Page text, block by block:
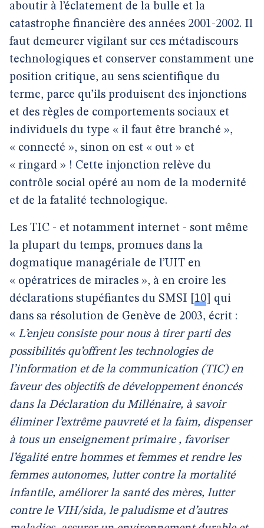
aboutir à l’éclatement de la bulle et la
catastrophe financière des années 2001-2002. Il
faut demeurer vigilant sur ces métadiscours
technologiques et conserver constamment une
position critique, au sens scientifique du
terme, parce qu’ils produisent des injonctions
et des règles de comportements sociaux et
individuels du type « il faut être branché »,
« connecté », sinon on est « out » et
« ringard » ! Cette injonction relève du
contrôle social opéré au nom de la modernité
et de la fatalité technologique.
Les TIC - et notamment internet - sont même
la plupart du temps, promues dans la
dogmatique managériale de l’UIT en
« opératrices de miracles », à en croire les
déclarations stupéfiantes du SMSI
10
qui
dans sa résolution de Genève de 2003, écrit :
« L’enjeu consiste pour nous à tirer parti des
possibilités qu’offrent les technologies de
l’information et de la communication (TIC) en
faveur des objectifs de développement énoncés
dans la Déclaration du Millénaire, à savoir
éliminer l’extrême pauvreté et la faim, dispenser
à tous un enseignement primaire , favoriser
l’égalité entre hommes et femmes et rendre les
femmes autonomes, lutter contre la mortalité
infantile, améliorer la santé des mères, lutter
contre le VIH/sida, le paludisme et d’autres